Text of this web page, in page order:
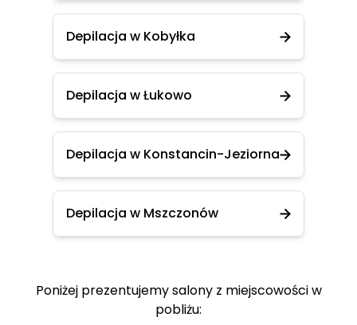
Depilacja w Kobyłka
Depilacja w Łukowo
Depilacja w Konstancin-Jeziorna
Depilacja w Mszczonów
Poniżej prezentujemy salony z miejscowości w
pobliżu: